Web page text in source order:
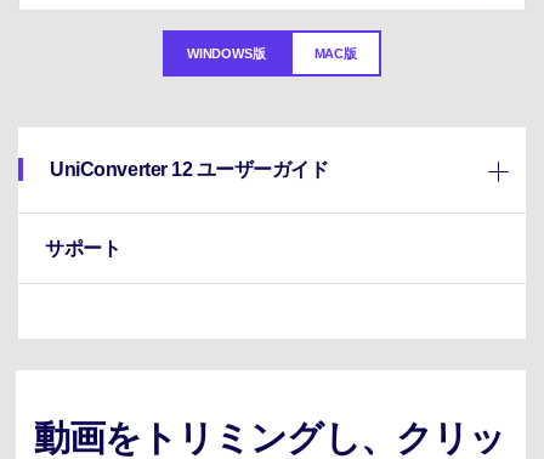
サポートセンター
ログイン
search
WINDOWS版 MAC版
UniConverter 12 ユーザーガイド
サポート
動画をトリミングし、クリッ